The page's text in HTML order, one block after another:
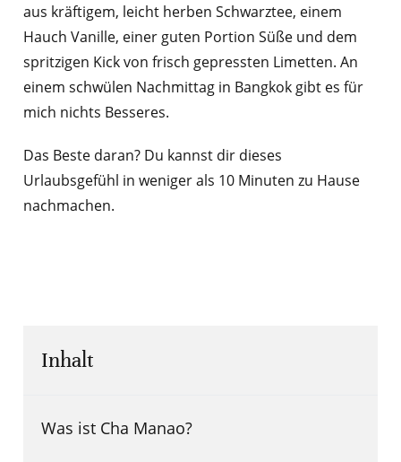
aus kräftigem, leicht herben Schwarztee, einem
Hauch Vanille, einer guten Portion Süße und dem
spritzigen Kick von frisch gepressten Limetten. An
einem schwülen Nachmittag in Bangkok gibt es für
mich nichts Besseres.
Das Beste daran? Du kannst dir dieses
Urlaubsgefühl in weniger als 10 Minuten zu Hause
nachmachen.
Inhalt
Was ist Cha Manao?